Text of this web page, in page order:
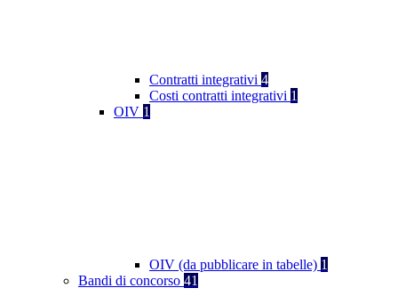
Contratti integrativi 4
Costi contratti integrativi 1
OIV 1
OIV (da pubblicare in tabelle) 1
Bandi di concorso 41